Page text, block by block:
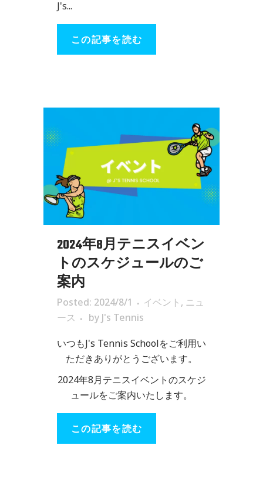
J's...
この記事を読む
2024年8月テニスイベン
トのスケジュールのご
案内
Posted: 2024/8/1 イベント , ニュ
ース
by J's Tennis
いつもJ's Tennis Schoolをご利用い
ただきありがとうございます。
2024年8月テニスイベントのスケジ
ュールをご案内いたします。
この記事を読む